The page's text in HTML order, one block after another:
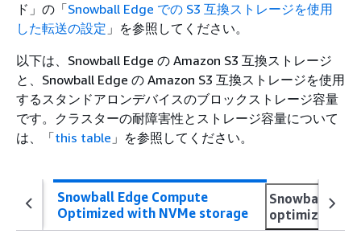
ド」の「Snowball Edge での S3 互換ストレージを使用
した転送の設定 」を参照してください。
以下は、Snowball Edge の Amazon S3 互換ストレージ
と、Snowball Edge の Amazon S3 互換ストレージを使用
するスタンドアロンデバイスのブロックストレージ容量
です。クラスターの耐障害性とストレージ容量について
は、「this table 」を参照してください。
Snowball Edge Compute
Optimized with NVMe storage
Snowball
optimized 210